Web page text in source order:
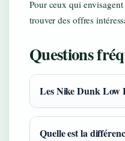
Pour ceux qui
trouver des offres
Questions
Les Nike Dunk Low
Quelle est la